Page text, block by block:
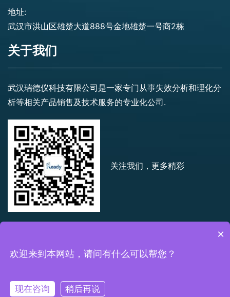
地址:
武汉市洪山区雄楚大道888号金地雄楚一号商2栋
关于我们
武汉瑞德仪科技有限公司是一家专门从事失效分析和理化分
析等相关产品销售及技术服务的专业化公司.
关注我们，更多精彩
19016430号
| 网站技术支持:
×
欢迎来到本网站，请问有什么可以帮您？
现在咨询 稍后再说